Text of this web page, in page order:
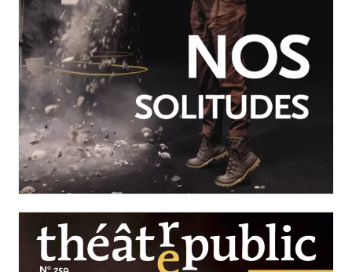
JUILLET-SEPTEMBRE 2026
N°260
Nos solitudes